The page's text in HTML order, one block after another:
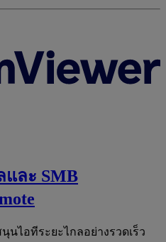
ละ SMB
นไอทีระยะไกลอย่างรวดเร็ว